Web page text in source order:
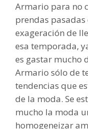
Armario para no
prendas pasadas
exageración de
esa temporada,
es gastar mucho
Armario sólo de
tendencias que
de la moda. Se
mucho la moda
homogeneizar